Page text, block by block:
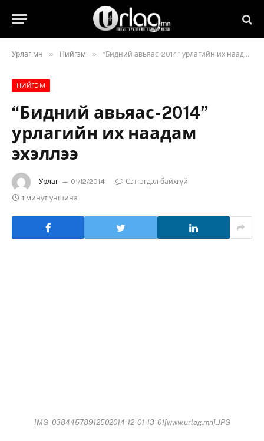
Урлаг.мн » Нийгэм » “Бидний авьяас-2014” урлагийн их наадам эхэллээ
НИЙГЭМ
“Бидний авьяас-2014”
урлагийн их наадам
эхэллээ
Урлаг 01/12/2014
Сэтгэгдэл байхгүй
1 минут уншина
IMG_03844578912502014-12-01-13-01[www.urlag.mn].JPG